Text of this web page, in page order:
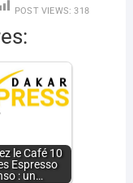
POST VIEWS: 318
le Café 10
Espresso
: un…